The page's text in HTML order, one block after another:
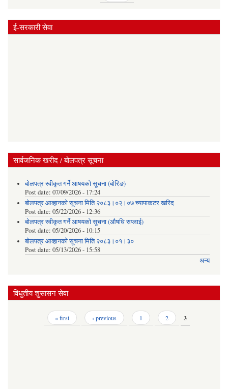
ई-सरकारी सेवा
सार्वजनिक खरीद / बोलपत्र सूचना
बोलपत्र स्वीकृत गर्ने आषयको सूचना (बोरिङ)
Post date: 07/09/2026 - 17:24
बोलपत्र आव्हानको सूचना मिति २०८३।०२।०७ च्यापाकटर खरिद
Post date: 05/22/2026 - 12:36
बोलपत्र स्वीकृत गर्ने आषयको सूचना (औषधि सप्लाई)
Post date: 05/20/2026 - 10:15
बोलपत्र आव्हानको सूचना मिति २०८३।०१।३०
Post date: 05/13/2026 - 15:58
अन्य
विधुतीय शुसासन सेवा
« first ‹ previous 1 2 3